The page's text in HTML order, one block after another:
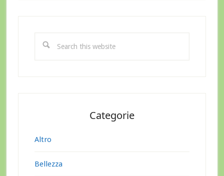
this
Categorie
Altro
Bellezza